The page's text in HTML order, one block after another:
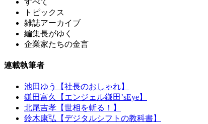
トピックス
雑誌アーカイブ
編集長がゆく
企業家たちの金言
連載執筆者
池田ゆう【社長のおしゃれ】
鎌田富久【エンジェル鎌田’sEye】
北尾吉孝【世相を斬る！】
鈴木康弘【デジタルシフトの教科書】